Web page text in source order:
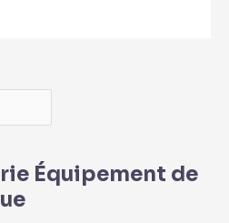
Équipement de